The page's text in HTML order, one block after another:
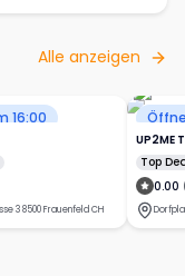
Alle anzeigen
16:00
3 8500 Frauenfeld CH
UP2ME
Top
0.00